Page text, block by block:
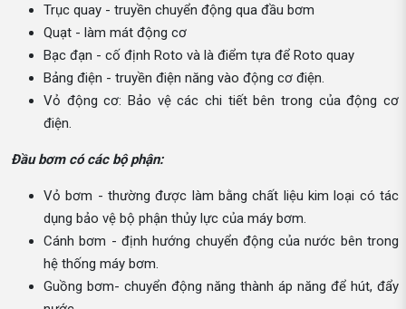
Trục quay - truyền chuyển động qua đầu bơm
Quạt - làm mát động cơ
Bạc đạn - cố định Roto và là điểm tựa để Roto quay
Bảng điện - truyền điện năng vào động cơ điện.
Vỏ động cơ: Bảo vệ các chi tiết bên trong của động cơ
điện.
Đầu bơm có các bộ phận:
Vỏ bơm - thường được làm bằng chất liệu kim loại có tác
dụng bảo vệ bộ phận thủy lực của máy bơm.
Cánh bơm - định hướng chuyển động của nước bên trong
hệ thống máy bơm.
Guồng bơm- chuyển động năng thành áp năng để hút, đẩy